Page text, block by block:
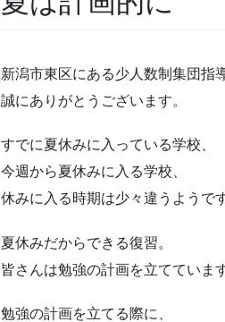
新潟市東区にある少人数制集団指
誠にありがとうございます。
すでに夏休みに入っている学校、
今週から夏休みに入る学校、
休みに入る時期は少々違うようです
夏休みだからできる復習。
皆さんは勉強の計画を立てていま
勉強の計画を立てる際に、